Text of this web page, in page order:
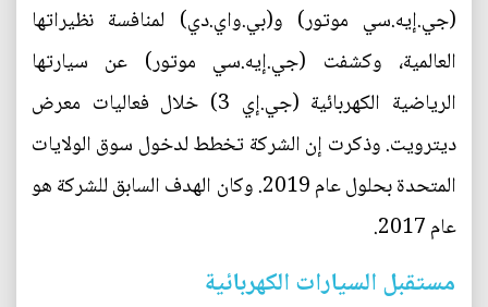
(جي.إيه.سي موتور) و(بي.واي.دي) لمنافسة نظيراتها
العالمية، وكشفت (جي.إيه.سي موتور) عن سيارتها
الرياضية الكهربائية (جي.إي 3) خلال فعاليات معرض
ديترويت. وذكرت إن الشركة تخطط لدخول سوق الولايات
المتحدة بحلول عام 2019. وكان الهدف السابق للشركة هو
عام 2017.
مستقبل السيارات الكهربائية